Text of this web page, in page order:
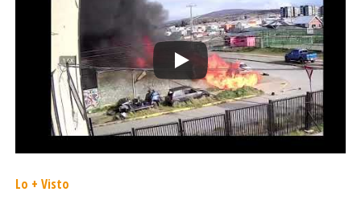
Lo + Visto